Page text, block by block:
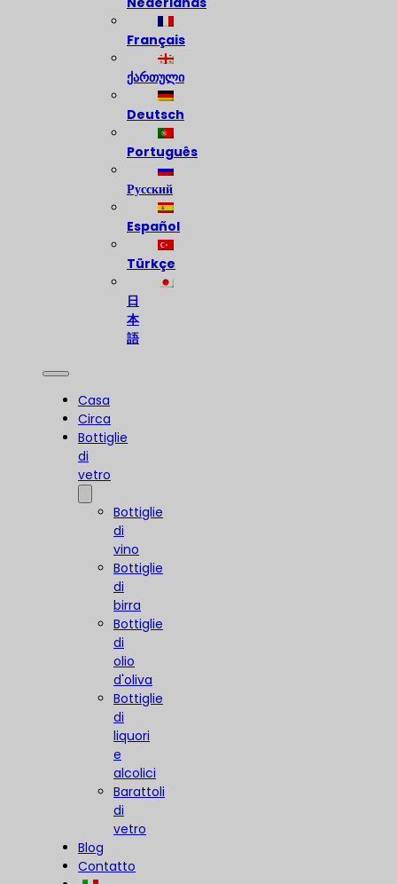
Français
ქართული
Deutsch
Português
Русский
Español
Türkçe
日
本
語
Casa
Circa
Bottiglie
di
vetro
Bottiglie
di
vino
Bottiglie
di
birra
Bottiglie
di
olio
d'oliva
Bottiglie
di
liquori
e
alcolici
Barattoli
di
vetro
Blog
Contatto